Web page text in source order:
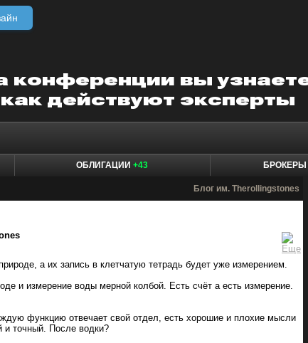
ОБЛИГАЦИИ +43 БРОКЕРЫ
Блог им. Therollingstones
а их запись в клетчатую тетрадь будет уже измерением.
и измерение воды мерной колбой. Есть счёт а есть измерение.
функцию отвечает свой отдел, есть хорошие и плохие мысли
и точный. После водки?